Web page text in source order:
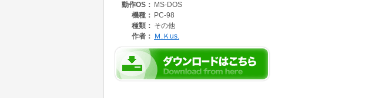
動作OS： MS-DOS
機種： PC-98
種類： その他
作者：
Ｍ.Ｋus.